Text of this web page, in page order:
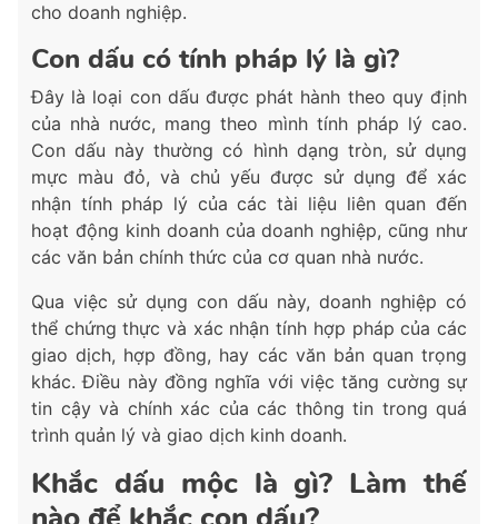
cho doanh nghiệp.
Con dấu có tính pháp lý là gì?
Đây là loại con dấu được phát hành theo quy định
của nhà nước, mang theo mình tính pháp lý cao.
Con dấu này thường có hình dạng tròn, sử dụng
mực màu đỏ, và chủ yếu được sử dụng để xác
nhận tính pháp lý của các tài liệu liên quan đến
hoạt động kinh doanh của doanh nghiệp, cũng như
các văn bản chính thức của cơ quan nhà nước.
Qua việc sử dụng con dấu này, doanh nghiệp có
thể chứng thực và xác nhận tính hợp pháp của các
giao dịch, hợp đồng, hay các văn bản quan trọng
khác. Điều này đồng nghĩa với việc tăng cường sự
tin cậy và chính xác của các thông tin trong quá
trình quản lý và giao dịch kinh doanh.
Khắc dấu mộc là gì? Làm thế